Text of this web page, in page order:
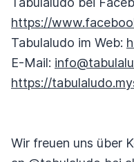
https://
Tabulaludo im Web:
E-Mail:
https://
Wir freuen uns über